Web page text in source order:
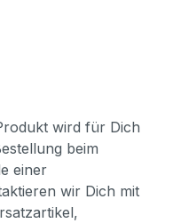
wird für Dich
beim
einer
wir Dich mit